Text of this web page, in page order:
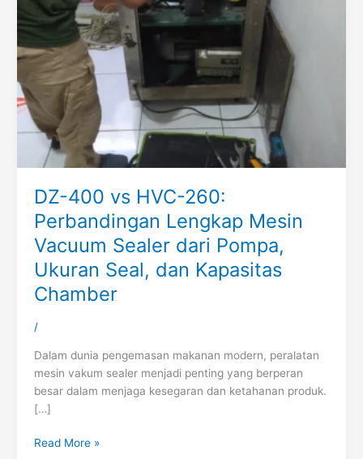
DZ-400 vs HVC-260:
Perbandingan Lengkap Mesin
Vacuum Sealer dari Pompa,
Ukuran Seal, dan Kapasitas
Chamber
/
Dalam dunia pengemasan makanan modern, peralatan
mesin vakum sealer menjadi penting yang berperan
besar dalam menjaga kesegaran dan ketahanan produk.
[…]
Read More »